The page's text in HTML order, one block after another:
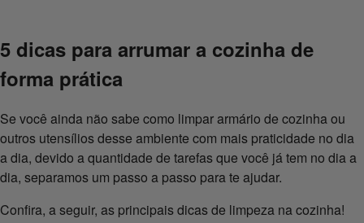
5 dicas para arrumar a cozinha de
forma prática
Se você ainda não sabe como limpar armário de cozinha ou
outros utensílios desse ambiente com mais praticidade no dia
a dia, devido a quantidade de tarefas que você já tem no dia a
dia, separamos um passo a passo para te ajudar.
Confira, a seguir, as principais dicas de limpeza na cozinha!